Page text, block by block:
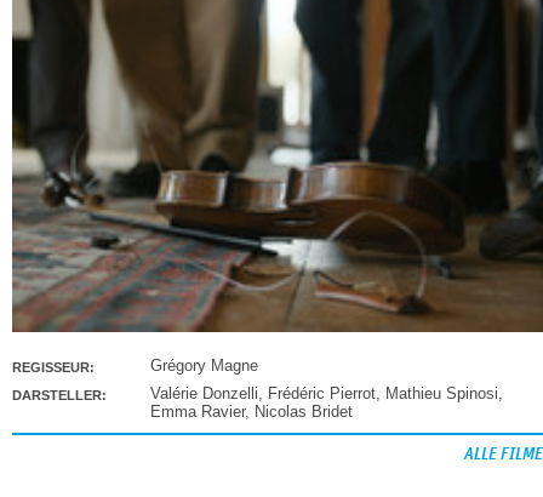
REGISSEUR: Grégory Magne
DARSTELLER: Valérie Donzelli, Frédéric Pierrot, Mathieu Spinosi,
Emma Ravier, Nicolas Bridet
ALLE FILME